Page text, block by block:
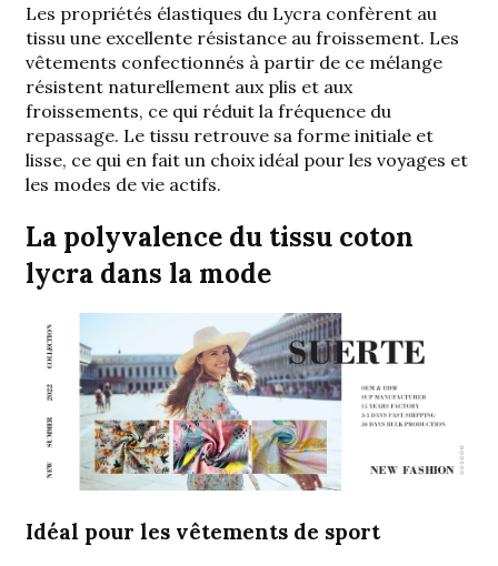
Les propriétés élastiques du Lycra confèrent au
tissu une excellente résistance au froissement. Les
vêtements confectionnés à partir de ce mélange
résistent naturellement aux plis et aux
froissements, ce qui réduit la fréquence du
repassage. Le tissu retrouve sa forme initiale et
lisse, ce qui en fait un choix idéal pour les voyages et
les modes de vie actifs.
La polyvalence du tissu coton
lycra dans la mode
Idéal pour les vêtements de sport